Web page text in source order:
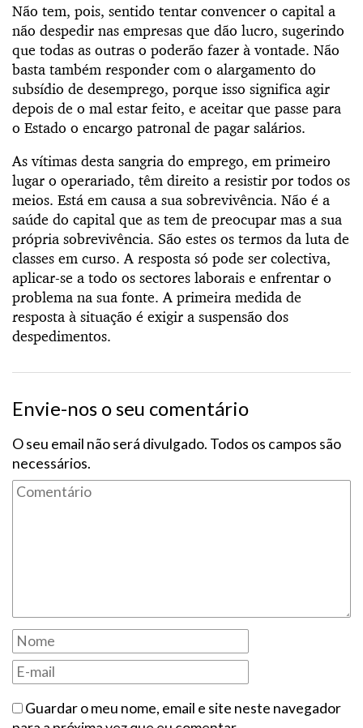
Não tem, pois, sentido tentar convencer o capital a
não despedir nas empresas que dão lucro, sugerindo
que todas as outras o poderão fazer à vontade. Não
basta também responder com o alargamento do
subsídio de desemprego, porque isso significa agir
depois de o mal estar feito, e aceitar que passe para
o Estado o encargo patronal de pagar salários.
As vítimas desta sangria do emprego, em primeiro
lugar o operariado, têm direito a resistir por todos os
meios. Está em causa a sua sobrevivência. Não é a
saúde do capital que as tem de preocupar mas a sua
própria sobrevivência. São estes os termos da luta de
classes em curso. A resposta só pode ser colectiva,
aplicar-se a todo os sectores laborais e enfrentar o
problema na sua fonte. A primeira medida de
resposta à situação é exigir a suspensão dos
despedimentos.
Envie-nos o seu comentário
O seu email não será divulgado. Todos os campos são
necessários.
Guardar o meu nome, email e site neste navegador